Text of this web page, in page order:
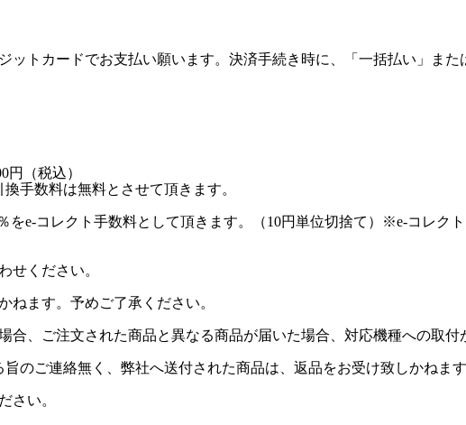
トカードでお支払い願います。決済手続き時に、「一括払い」ま
（税込）
手数料は無料とさせて頂きます。
e-コレクト手数料として頂きます。（10円単位切捨て）※e-コレク
せください。
ねます。予めご了承ください。
、ご注文された商品と異なる商品が届いた場合、対応機種への取
のご連絡無く、弊社へ送付された商品は、返品をお受け致しかねま
さい。